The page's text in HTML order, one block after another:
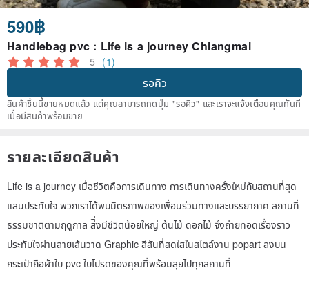
590฿
Handlebag pvc : Life is a journey Chiangmai
5 (1)
รอคิว
สินค้าชิ้นนี้ขายหมดแล้ว แต่คุณสามารถกดปุ่ม "รอคิว" และเราจะแจ้งเตือนคุณทันที
เมื่อมีสินค้าพร้อมขาย
รายละเอียดสินค้า
Life is a journey เมื่อชีวิตคือการเดินทาง การเดินทางครั้งใหม่กับสถานที่สุด
แสนประทับใจ พวกเราได้พบมิตรภาพของเพื่อนร่วมทางและบรรยากาศ สถานที่
ธรรมชาติตามฤดูกาล ส่ิ่งมีชีวิตน้อยใหญ่ ต้นไม้ ดอกไม้ จึงถ่ายทอดเรื่องราว
ประทับใจผ่านลายเส้นวาด Graphic สีสันที่สดใสในสไตล์งาน popart ลงบน
กระเป๋าถือผ้าใบ pvc ใบโปรดของคุณที่พร้อมลุยไปทุกสถานที่